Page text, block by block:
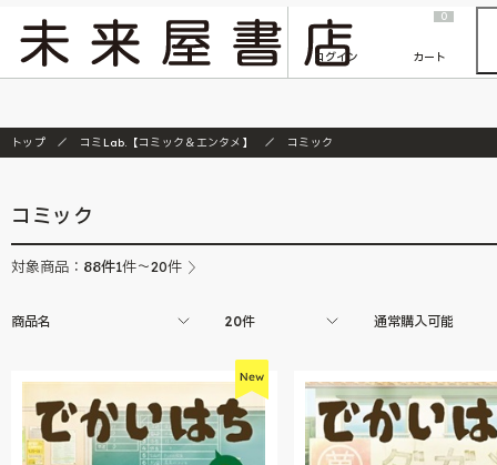
『ONE PIECE magazine 021 ONE PIECEカード付き同梱版』発売延期のご案内
ログイン
0
カート
トップ コミLab.【コミック＆エンタメ】 コミック
コミック
対象商品： 88件1件～20件
商品名 20件 通常購入可能